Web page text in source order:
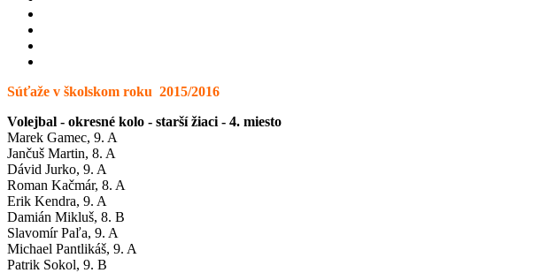
Súťaže v školskom roku 2015/2016
Volejbal - okresné kolo - starší žiaci - 4. miesto
Marek Gamec, 9. A
Jančuš Martin, 8. A
Dávid Jurko, 9. A
Roman Kačmár, 8. A
Erik Kendra, 9. A
Damián Mikluš, 8. B
Slavomír Paľa, 9. A
Michael Pantlikáš, 9. A
Patrik Sokol, 9. B